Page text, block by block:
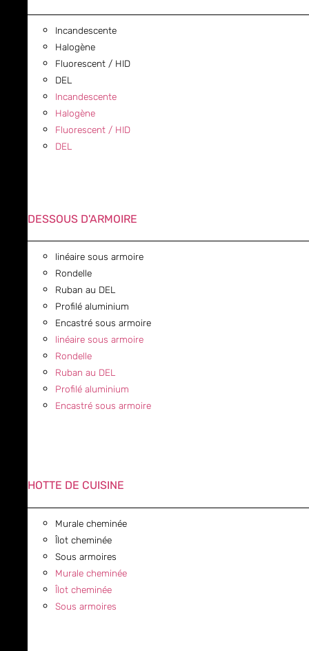
Incandescente
Halogène
Fluorescent / HID
DEL
Incandescente
Halogène
Fluorescent / HID
DEL
DESSOUS D'ARMOIRE
linéaire sous armoire
Rondelle
Ruban au DEL
Profilé aluminium
Encastré sous armoire
linéaire sous armoire
Rondelle
Ruban au DEL
Profilé aluminium
Encastré sous armoire
HOTTE DE CUISINE
Murale cheminée
Îlot cheminée
Sous armoires
Murale cheminée
Îlot cheminée
Sous armoires